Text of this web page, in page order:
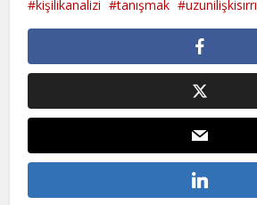
kişilikanalizi tanışmak uzunilişkisırrı